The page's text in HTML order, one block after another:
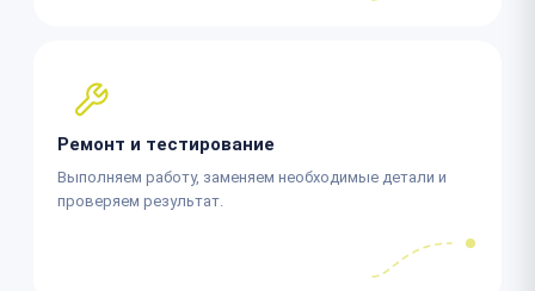
Ремонт и тестирование
Выполняем работу, заменяем необходимые детали и
проверяем результат.